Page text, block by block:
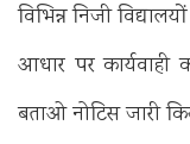
विभिन्न निजी
आधार पर कार्यवाही
बताओ नोटिस जारी